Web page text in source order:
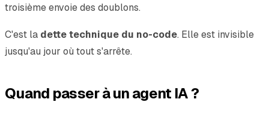
troisième envoie des doublons.
C'est la dette technique du no-code. Elle est invisible
jusqu'au jour où tout s'arrête.
Quand passer à un agent IA ?